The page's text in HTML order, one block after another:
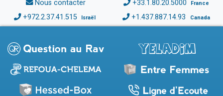
Nous contacter +33.1.80.20.5000 France
+972.2.37.41.515 Israël +1.437.887.14.93 Canada